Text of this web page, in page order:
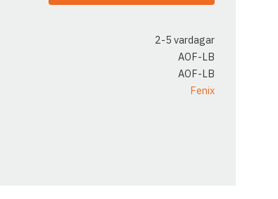
2-5 vardagar
AOF-LB
AOF-LB
Fenix